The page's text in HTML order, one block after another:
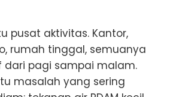
pusat aktivitas. Kantor,
rumah tinggal, semuanya
pagi sampai malam.
masalah yang sering